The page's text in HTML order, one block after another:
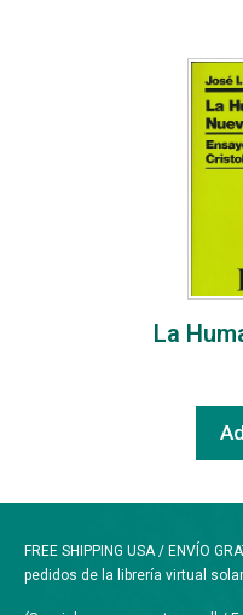
La
FREE SHIPPING USA / ENVÍO
pedidos de la librería virtual